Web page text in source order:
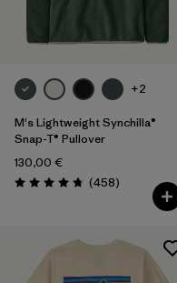
+2
M's Lightweight Synchilla®
Snap-T® Pullover
130,00 €
Bewertung: 4.7 / 5
(458Rezensionen
)